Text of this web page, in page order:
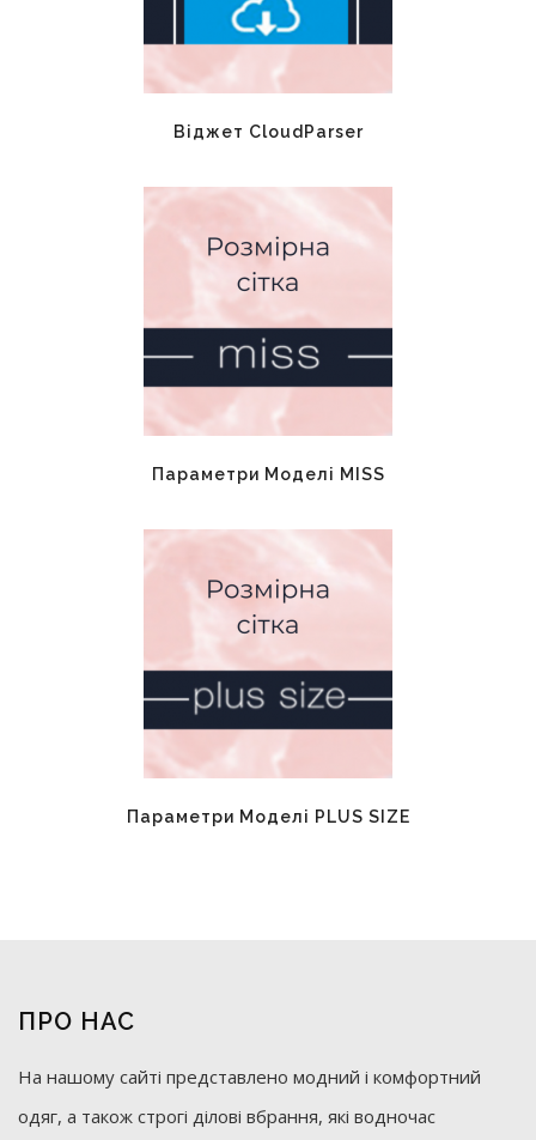
Віджет CloudParser
Параметри Моделі MISS
Параметри Моделі PLUS SIZE
ПРО НАС
На нашому сайті представлено модний і комфортний
одяг, а також строгі ділові вбрання, які водночас